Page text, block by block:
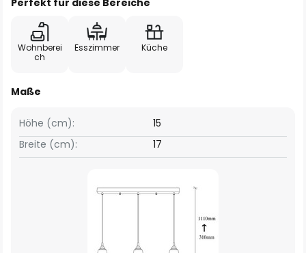
Perfekt für diese Bereiche
Wohnberei
ch
Esszimmer Küche
Maße
Breite (cm): 17
Höhe (cm): 15